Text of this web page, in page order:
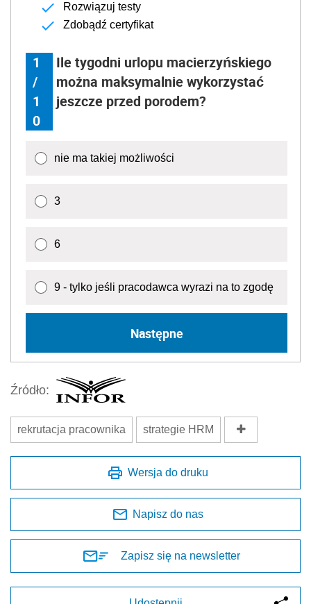
Rozwiązuj testy
Zdobądź certyfikat
1
/
1
0
Ile tygodni urlopu macierzyńskiego
można maksymalnie wykorzystać
jeszcze przed porodem?
nie ma takiej możliwości
3
6
9 - tylko jeśli pracodawca wyrazi na to zgodę
Następne
Źródło:
rekrutacja pracownika strategie HRM
Wersja do druku
Napisz do nas
Zapisz się na newsletter